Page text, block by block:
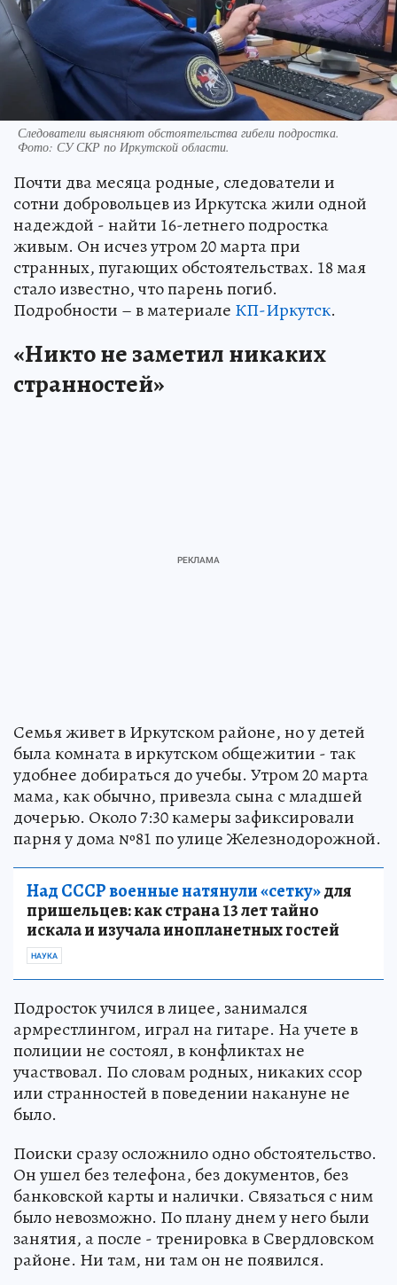
Следователи выясняют обстоятельства гибели подростка.
Фото: СУ СКР по Иркутской области.
Почти два месяца родные, следователи и
сотни добровольцев из Иркутска жили одной
надеждой - найти 16-летнего подростка
живым. Он исчез утром 20 марта при
странных, пугающих обстоятельствах. 18 мая
стало известно, что парень погиб.
Подробности – в материале КП-Иркутск.
«Никто не заметил никаких
странностей»
Семья живет в Иркутском районе, но у детей
была комната в иркутском общежитии - так
удобнее добираться до учебы. Утром 20 марта
мама, как обычно, привезла сына с младшей
дочерью. Около 7:30 камеры зафиксировали
парня у дома №81 по улице Железнодорожной.
Над СССР военные натянули «сетку»для
пришельцев: как страна 13 лет тайно
искала и изучала инопланетных гостей
НАУКА
Подросток учился в лицее, занимался
армрестлингом, играл на гитаре. На учете в
полиции не состоял, в конфликтах не
участвовал. По словам родных, никаких ссор
или странностей в поведении накануне не
было.
Поиски сразу осложнило одно обстоятельство.
Он ушел без телефона, без документов, без
банковской карты и налички. Связаться с ним
было невозможно. По плану днем у него были
занятия, а после - тренировка в Свердловском
районе. Ни там, ни там он не появился.